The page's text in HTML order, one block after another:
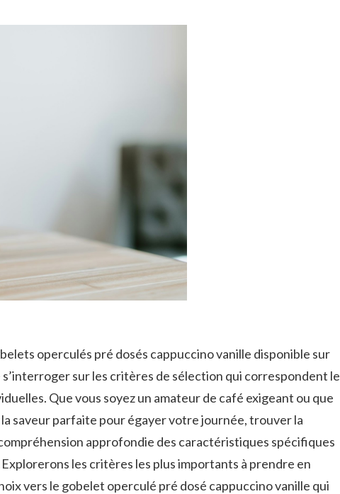
operculés pré dosés cappuccino vanille disponible sur
s’interroger sur les critères de sélection qui correspondent le
Que vous soyez un amateur de café exigeant ou que
saveur parfaite pour égayer votre journée, trouver la
approfondie des caractéristiques spécifiques
les critères les plus importants à prendre en
vers le gobelet operculé pré dosé cappuccino vanille qui